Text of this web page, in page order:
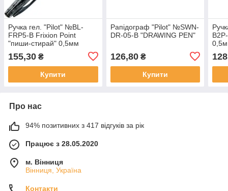
Ручка гел. "Pilot" №BL-
FRP5-B Frixion Point
"пиши-стирай" 0,5мм
155,30 ₴
Купити
Рапідограф "Pilot" №SWN-
DR-05-B "DRAWING PEN"
126,80₴
Купити
Про нас
94% позитивних з 417 відгуків за рік
Працює з 28.05.2020
м. Вінниця
Вінниця, Україна
Контакти